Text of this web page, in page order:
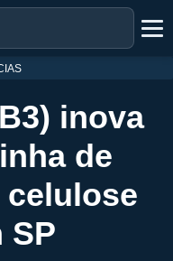
inova
de
SP